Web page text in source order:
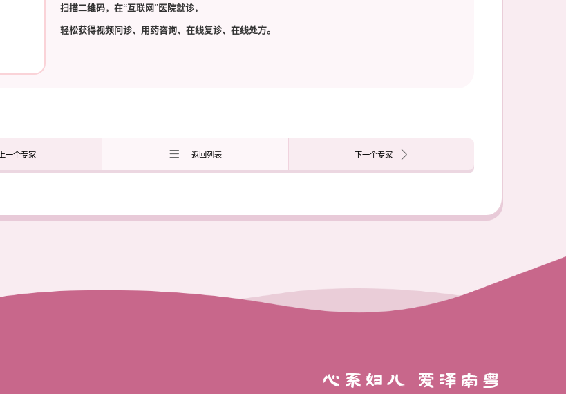
扫描二维码，在“互联网”医院就诊，
轻松获得视频问诊、用药咨询、在线复诊、在线处方。
上一个专家 返回列表 下一个专家
心系妇儿 爱泽南粤